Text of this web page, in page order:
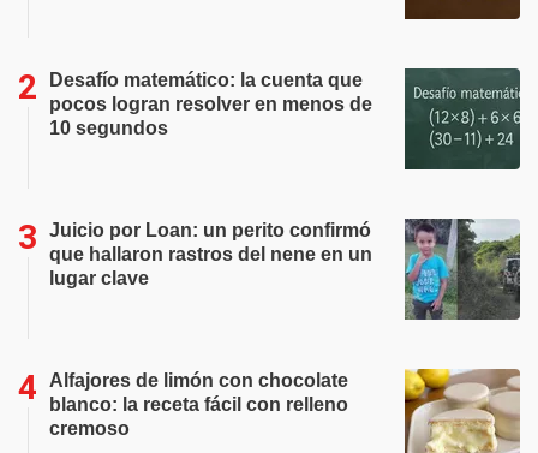
Desafío matemático: la cuenta que
pocos logran resolver en menos de
10 segundos
Juicio por Loan: un perito confirmó
que hallaron rastros del nene en un
lugar clave
Alfajores de limón con chocolate
blanco: la receta fácil con relleno
cremoso